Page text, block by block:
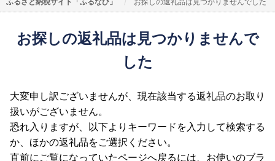
お探しの返礼品は見つかりませんで
した
大変申し訳ございませんが、現在該当する返礼品のお取り
扱いがございません。
恐れ入りますが、以下よりキーワードを入力して検索する
か、ほかの返礼品をご選択ください。
直前にご覧になっていたページへ戻るには、お使いのブラ